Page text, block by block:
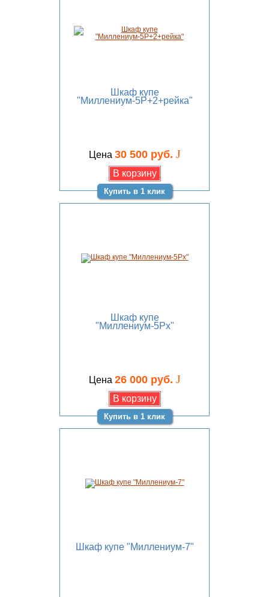
Шкаф купе
"Миллениум-5Р+2+рейка"
Цена 30 500 руб. J
Купить в 1 клик
Шкаф купе
"Миллениум-5Рх"
Цена 26 000 руб. J
Купить в 1 клик
Шкаф купе "Миллениум-7"